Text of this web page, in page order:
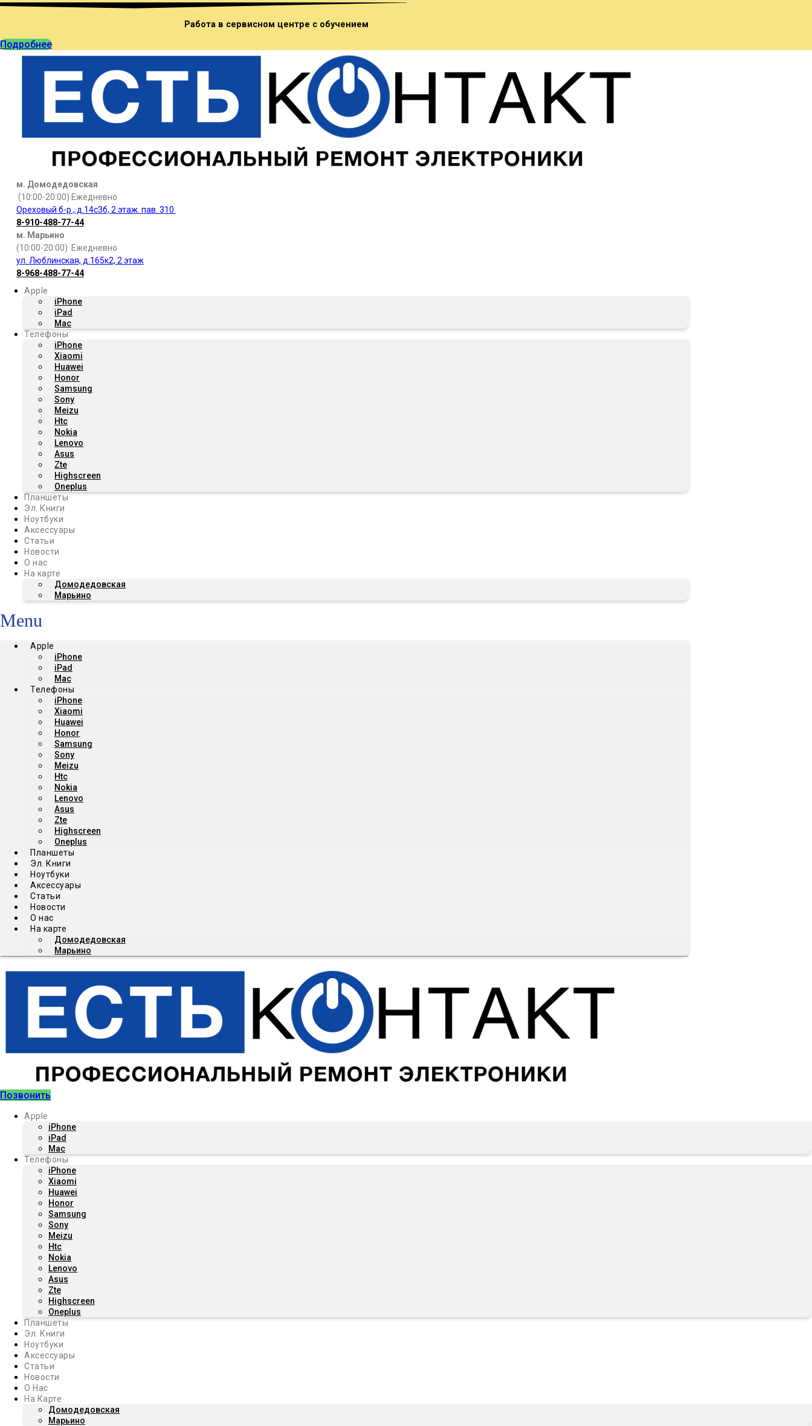
Работа в сервисном центре с обучением
Подробнее
м. Домодедовская
(10:00-20:00) Ежедневно
Ореховый б-р., д.14с3б, 2 этаж. пав. 310
8-910-488-77-44
м. Марьино
(10:00-20:00) Ежедневно
ул. Люблинская, д.165к2, 2 этаж
8-968-488-77-44
Apple
iPhone
iPad
Mac
Телефоны
iPhone
Xiaomi
Huawei
Honor
Samsung
Sony
Meizu
Htc
Nokia
Lenovo
Asus
Zte
Highscreen
Oneplus
Планшеты
Эл. Книги
Ноутбуки
Аксессуары
Статьи
Новости
О нас
На карте
Домодедовская
Марьино
Menu
Apple
iPhone
iPad
Mac
Телефоны
iPhone
Xiaomi
Huawei
Honor
Samsung
Sony
Meizu
Htc
Nokia
Lenovo
Asus
Zte
Highscreen
Oneplus
Планшеты
Эл. Книги
Ноутбуки
Аксессуары
Статьи
Новости
О нас
На карте
Домодедовская
Марьино
Позвонить
Apple
iPhone
iPad
Mac
Телефоны
iPhone
Xiaomi
Huawei
Honor
Samsung
Sony
Meizu
Htc
Nokia
Lenovo
Asus
Zte
Highscreen
Oneplus
Планшеты
Эл. Книги
Ноутбуки
Аксессуары
Статьи
Новости
О Нас
На Карте
Домодедовская
Марьино